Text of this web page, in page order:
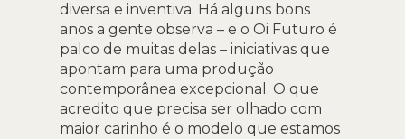
diversa e inventiva. Há alguns bons
anos a gente observa – e o Oi Futuro é
palco de muitas delas – iniciativas que
apontam para uma produção
contemporânea excepcional. O que
acredito que precisa ser olhado com
maior carinho é o modelo que estamos